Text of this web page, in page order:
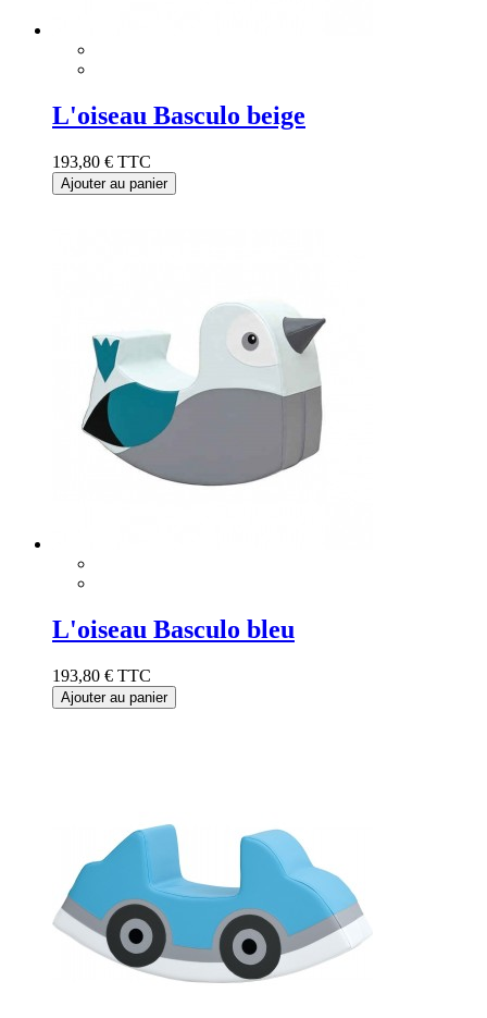
L'oiseau Basculo beige
193,80 € TTC
Ajouter au panier
L'oiseau Basculo bleu
193,80 € TTC
Ajouter au panier